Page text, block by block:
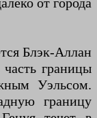
Блэк-Аллан
границы
Уэльсом.
границу